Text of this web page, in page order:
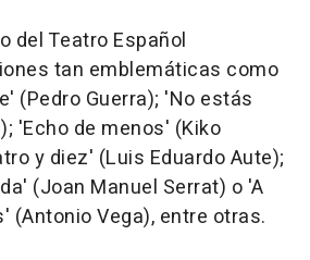
del Teatro Español
tan emblemáticas como
(Pedro Guerra); 'No estás
'Echo de menos' (Kiko
y diez' (Luis Eduardo Aute);
(Joan Manuel Serrat) o 'A
Vega), entre otras.